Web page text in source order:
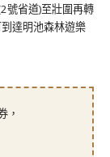
號省道)至壯圍再轉
達明池森林遊樂
，